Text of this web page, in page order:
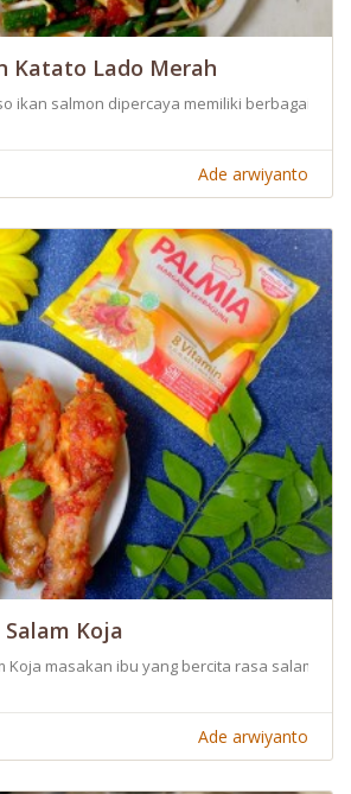
Katato Lado Merah
ikan salmon dipercaya memiliki berbagai
Ade arwiyanto
Koja
Koja masakan ibu yang bercita rasa salam
Ade arwiyanto